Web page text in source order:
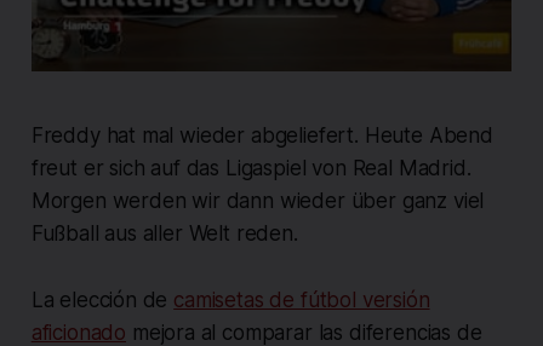
Freddy hat mal wieder abgeliefert. Heute Abend
freut er sich auf das Ligaspiel von Real Madrid.
Morgen werden wir dann wieder über ganz viel
Fußball aus aller Welt reden.
La elección de camisetas de fútbol versión
aficionado mejora al comparar las diferencias de